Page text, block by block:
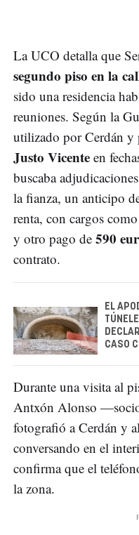
La UCO detalla que
segundo piso en la
sido una residencia
reuniones. Según la
utilizado por Cerdán
Justo Vicente en
buscaba
la fianza, un anticipo
renta, con cargos
y otro pago de 590
contrato.
EL
CASO
Durante una visita al
Antxón Alonso
fotografió a Cerdán y
conversando en el
confirma que el
la zona.